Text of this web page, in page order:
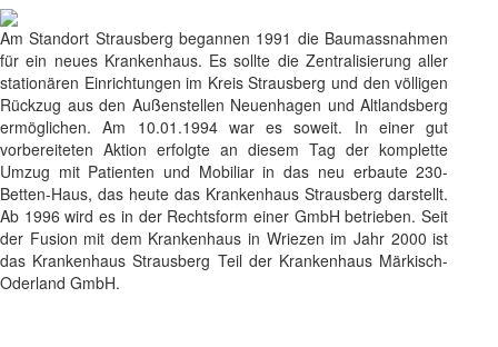
Am Standort Strausberg begannen 1991 die Baumassnahmen
für ein neues Krankenhaus. Es sollte die Zentralisierung aller
stationären Einrichtungen im Kreis Strausberg und den völligen
Rückzug aus den Außenstellen Neuenhagen und Altlandsberg
ermöglichen. Am 10.01.1994 war es soweit. In einer gut
vorbereiteten Aktion erfolgte an diesem Tag der komplette
Umzug mit Patienten und Mobiliar in das neu erbaute 230-
Betten-Haus, das heute das Krankenhaus Strausberg darstellt.
Ab 1996 wird es in der Rechtsform einer GmbH betrieben. Seit
der Fusion mit dem Krankenhaus in Wriezen im Jahr 2000 ist
das Krankenhaus Strausberg Teil der Krankenhaus Märkisch-
Oderland GmbH.